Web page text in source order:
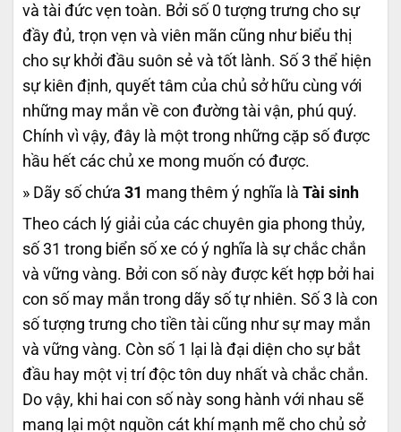
và tài đức vẹn toàn. Bởi số 0 tượng trưng cho sự
đầy đủ, trọn vẹn và viên mãn cũng như biểu thị
cho sự khởi đầu suôn sẻ và tốt lành. Số 3 thể hiện
sự kiên định, quyết tâm của chủ sở hữu cùng với
những may mắn về con đường tài vận, phú quý.
Chính vì vậy, đây là một trong những cặp số được
hầu hết các chủ xe mong muốn có được.
» Dãy số chứa 31 mang thêm ý nghĩa là Tài sinh
Theo cách lý giải của các chuyên gia phong thủy,
số 31 trong biển số xe có ý nghĩa là sự chắc chắn
và vững vàng. Bởi con số này được kết hợp bởi hai
con số may mắn trong dãy số tự nhiên. Số 3 là con
số tượng trưng cho tiền tài cũng như sự may mắn
và vững vàng. Còn số 1 lại là đại diện cho sự bắt
đầu hay một vị trí độc tôn duy nhất và chắc chắn.
Do vậy, khi hai con số này song hành với nhau sẽ
mang lại một nguồn cát khí mạnh mẽ cho chủ sở